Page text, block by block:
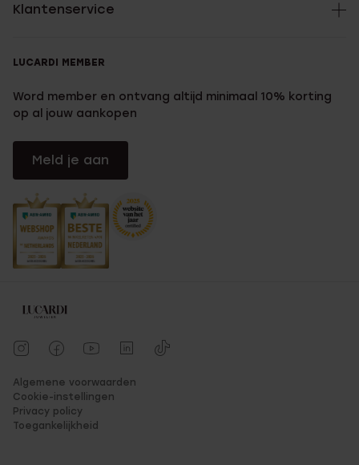
Klantenservice
LUCARDI MEMBER
Word member en ontvang altijd minimaal 10% korting
op al jouw aankopen
Meld je aan
Algemene voorwaarden
Cookie-instellingen
Privacy policy
Toegankelijkheid